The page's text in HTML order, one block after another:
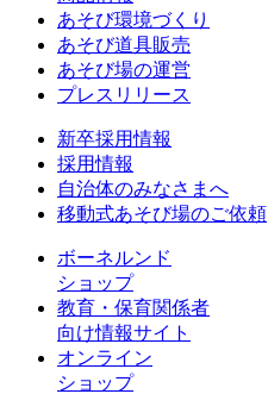
あそび環境づくり
あそび道具販売
あそび場の運営
プレスリリース
新卒採用情報
採用情報
自治体のみなさまへ
移動式あそび場のご依頼
ボーネルンド
ショップ
教育・保育関係者
向け情報サイト
オンライン
ショップ